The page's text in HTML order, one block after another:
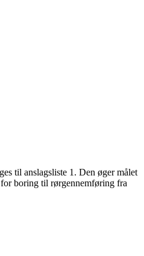
til anslagsliste 1. Den øger målet
boring til rørgennemføring fra